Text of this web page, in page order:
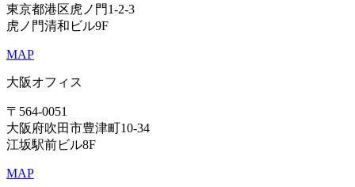
東京都港区虎ノ門1-2-3
虎ノ門清和ビル9F
MAP
大阪オフィス
〒564-0051
大阪府吹田市豊津町10-34
江坂駅前ビル8F
MAP